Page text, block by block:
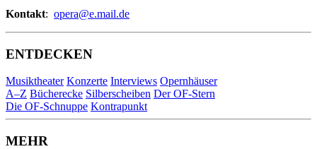
Kontakt: opera@e.mail.de
ENTDECKEN
Musiktheater Konzerte Interviews Opernhäuser
A–Z Bücherecke Silberscheiben Der OF-Stern
Die OF-Schnuppe Kontrapunkt
MEHR